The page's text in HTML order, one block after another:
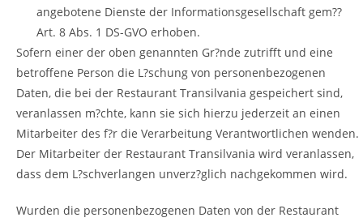
angebotene Dienste der Informationsgesellschaft gem??
Art. 8 Abs. 1 DS-GVO erhoben.
Sofern einer der oben genannten Gr?nde zutrifft und eine
betroffene Person die L?schung von personenbezogenen
Daten, die bei der Restaurant Transilvania gespeichert sind,
veranlassen m?chte, kann sie sich hierzu jederzeit an einen
Mitarbeiter des f?r die Verarbeitung Verantwortlichen wenden.
Der Mitarbeiter der Restaurant Transilvania wird veranlassen,
dass dem L?schverlangen unverz?glich nachgekommen wird.
Wurden die personenbezogenen Daten von der Restaurant